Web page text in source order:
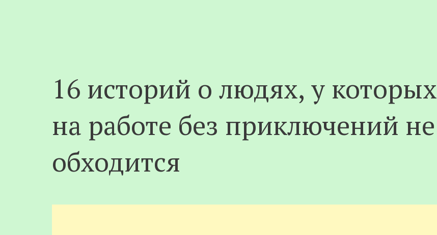
16 историй о людях, у которых
на работе без приключений не
обходится